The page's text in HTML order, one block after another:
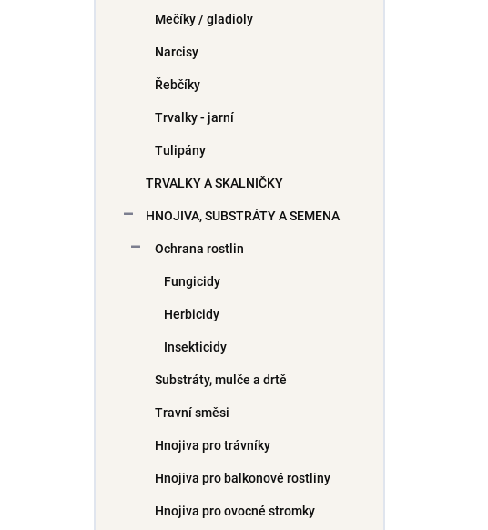
Mečíky / gladioly
Narcisy
Řebčíky
Trvalky - jarní
Tulipány
TRVALKY A SKALNIČKY
HNOJIVA, SUBSTRÁTY A SEMENA
Ochrana rostlin
Fungicidy
Herbicidy
Insekticidy
Substráty, mulče a drtě
Travní směsi
Hnojiva pro trávníky
Hnojiva pro balkonové rostliny
Hnojiva pro ovocné stromky